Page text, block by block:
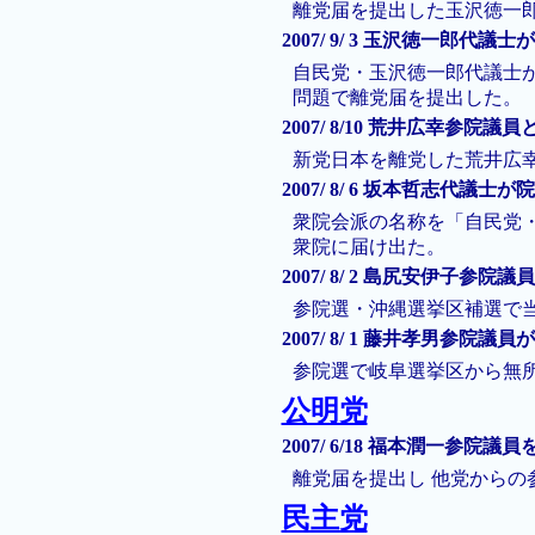
離党届を提出した玉沢徳一
2007/ 9/ 3 玉沢徳一郎代議士
自民党・玉沢徳一郎代議士
問題で離党届を提出した。
2007/ 8/10 荒井広幸参院議員
新党日本を離党した荒井広
2007/ 8/ 6 坂本哲志代議士が
衆院会派の名称を「自民党
衆院に届け出た。
2007/ 8/ 2 島尻安伊子参院議
参院選・沖縄選挙区補選で
2007/ 8/ 1 藤井孝男参院議員
参院選で岐阜選挙区から無
公明党
2007/ 6/18 福本潤一参院議員
離党届を提出し 他党から
民主党